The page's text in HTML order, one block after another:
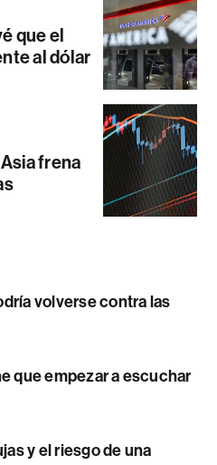
que el
al dólar
frena
volverse contra las
que empezar a escuchar
y el riesgo de una